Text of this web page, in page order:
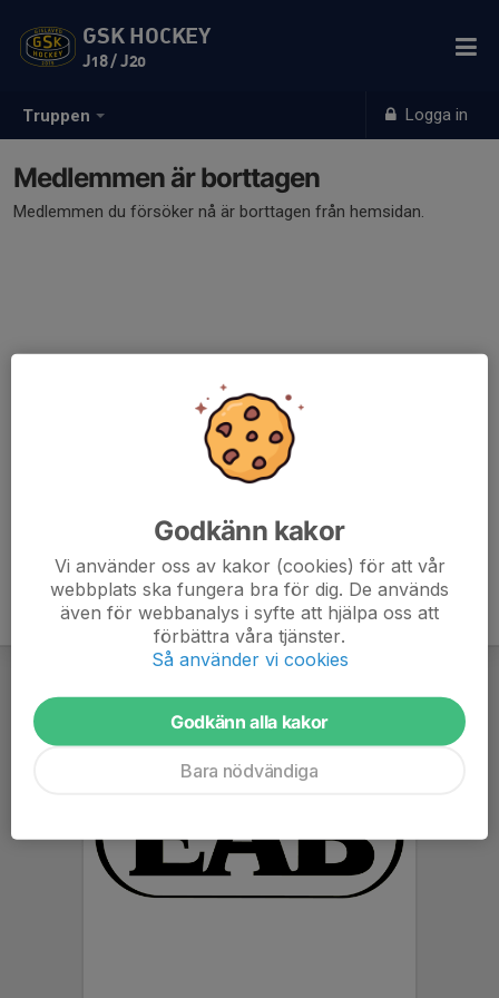
Truppen Logga in
GSK HOCKEY
J18 / J20
Medlemmen är borttagen
Medlemmen du försöker nå är borttagen från hemsidan.
Godkänn kakor
Vi använder oss av kakor (cookies) för att vår
webbplats ska fungera bra för dig. De används
även för webbanalys i syfte att hjälpa oss att
förbättra våra tjänster.
Så använder vi cookies
Godkänn alla kakor
Bara nödvändiga